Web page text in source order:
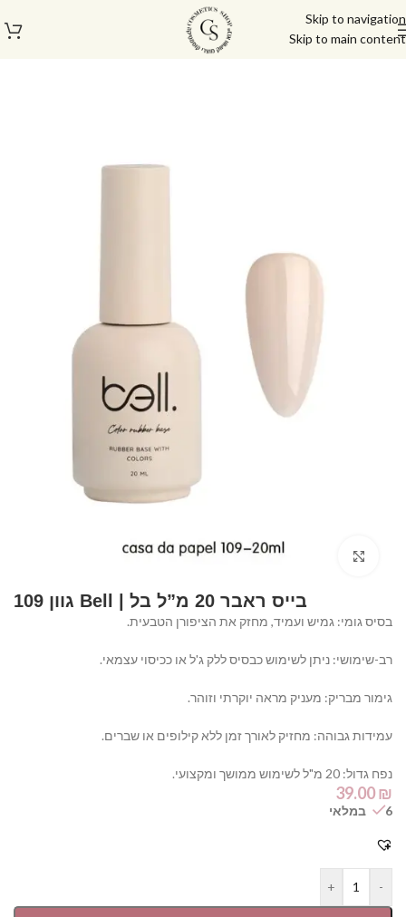
Skip to navigation
Skip to main content
עמוד הבית
Click to enlarge
בייס ראבר 20 מ”ל בל | Bell גוון 109
בסיס גומי: גמיש ועמיד, מחזק את הציפורן הטבעית.
רב-שימושי: ניתן לשימוש כבסיס ללק ג'ל או ככיסוי עצמאי.
גימור מבריק: מעניק מראה יוקרתי וזוהר.
עמידות גבוהה: מחזיק לאורך זמן ללא קילופים או שברים.
נפח גדול: 20 מ"ל לשימוש ממושך ומקצועי.
39.00₪
6 במלאי
-
+